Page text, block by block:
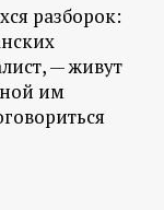
разборок:
— живут
им